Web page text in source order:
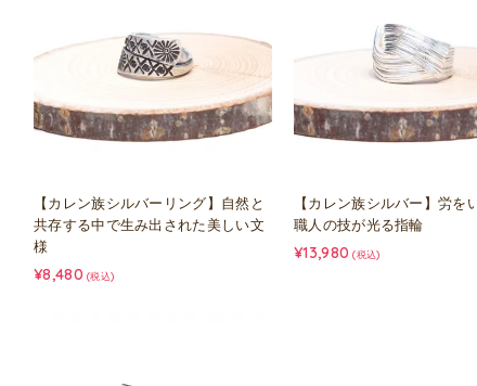
【カレン族シルバーリング】自然と
共存する中で生み出された美しい文
様
¥8,480 (税込)
【カレン族シルバー】労を
職人の技が光る指輪
¥13,980 (税込)